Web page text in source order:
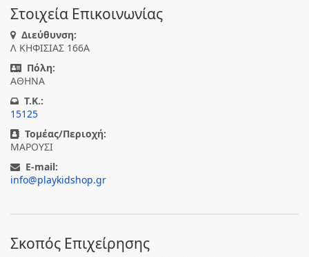
Στοιχεία Επικοινωνίας
Διεύθυνση:
Λ ΚΗΦΙΣΙΑΣ 166Α
Πόλη:
ΑΘΗΝΑ
T.K.:
15125
Τομέας/Περιοχή:
ΜΑΡΟΥΣΙ
E-mail:
info@playkidshop.gr
Σκοπός Επιχείρησης